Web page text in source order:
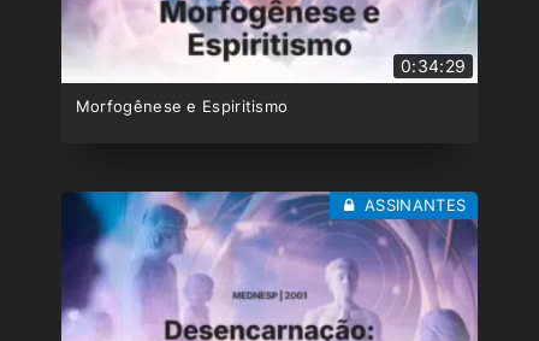
0:34:29
Morfogênese e Espiritismo
ASSINANTES